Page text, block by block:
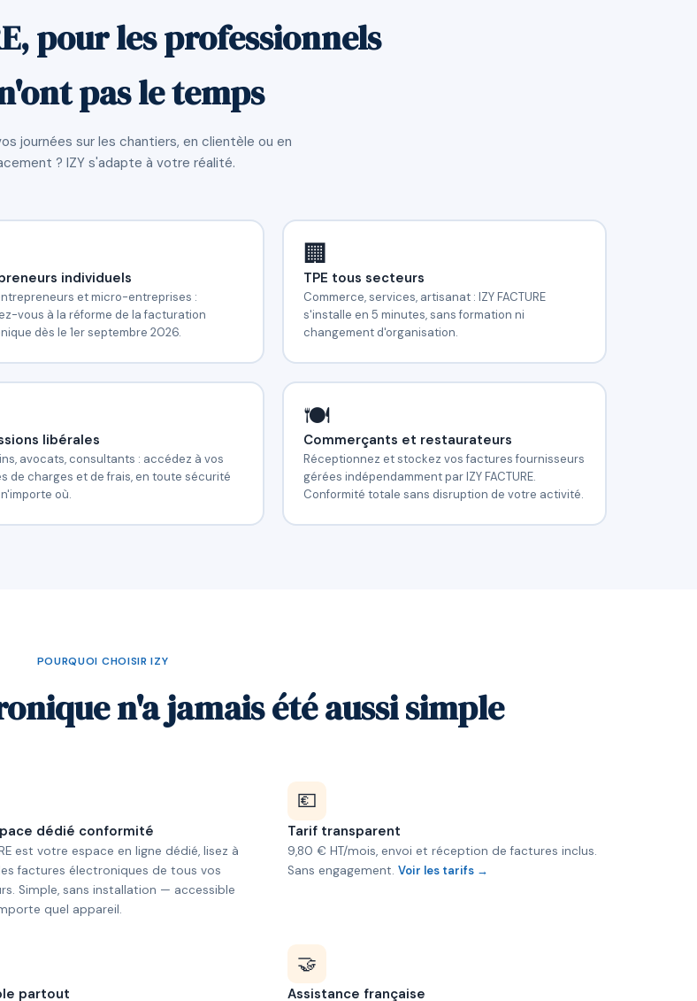
pour les professionnels
pas le temps
journées sur les chantiers, en clientèle ou en
? IZY s'adapte à votre réalité.
individuels
et micro-entreprises :
vous à la réforme de la facturation
dès le 1er septembre 2026.
🏢
TPE tous secteurs
Commerce, services, artisanat : IZY FACTURE
s'installe en 5 minutes, sans formation ni
changement d'organisation.
libérales
avocats, consultants : accédez à vos
de charges et de frais, en toute sécurité
où.
🍽️
Commerçants et restaurateurs
Réceptionnez et stockez vos factures fournisseurs
gérées indépendamment par IZY FACTURE.
Conformité totale sans disruption de votre activité.
POURQUOI CHOISIR IZY
n'a jamais été aussi simple
dédié conformité
est votre espace en ligne dédié, lisez à
factures électroniques de tous vos
Simple, sans installation — accessible
quel appareil.
💶
Tarif transparent
9,80 € HT/mois, envoi et réception de factures inclus.
Sans engagement. Voir les tarifs →
partout
🤝
Assistance française